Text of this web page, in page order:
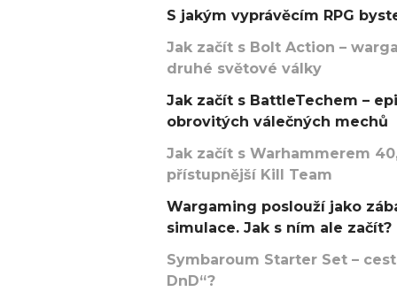
S jakým vyprávěcím RPG
Jak začít s Bolt Action –
druhé světové války
Jak začít s BattleTechem –
obrovitých válečných mechů
Jak začít s Warhammerem
přístupnější Kill Team
Wargaming poslouží jako
simulace. Jak s ním ale začít?
Symbaroum Starter Set –
DnD“?